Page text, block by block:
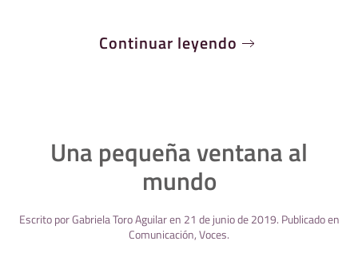
Continuar leyendo
Una pequeña ventana al
mundo
Escrito porGabriela Toro Aguilaren 21 de junio de 2019. Publicado en
Comunicación,Voces.